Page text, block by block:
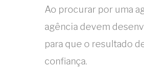
Ao procurar por uma
agência devem
para que o resultado
confiança.